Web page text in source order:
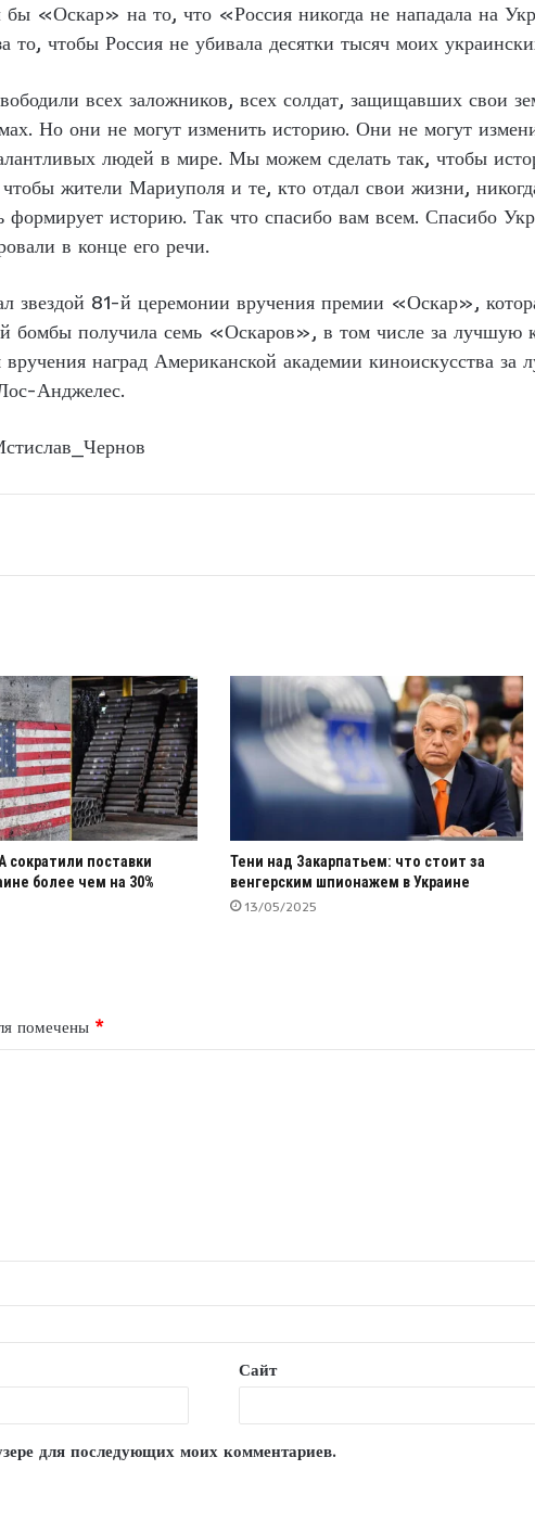
бы «Оскар» на то, что «Россия никогда не нападала на
то, чтобы Россия не убивала десятки тысяч моих
всех заложников, всех солдат, защищавших свои
Но они не могут изменить историю. Они не могут
людей в мире. Мы можем сделать так, чтобы
чтобы жители Мариуполя и те, кто отдал свои жизни,
формирует историю. Так что спасибо вам всем. Спасибо
в конце его речи.
81-й церемонии вручения премии «Оскар»,
бомбы получила семь «Оскаров», в том числе за лучшую
наград Американской академии киноискусства
Анджелес.
сократили поставки
более чем на 30%
Тени над Закарпатьем: что стоит за
венгерским шпионажем в Украине
13/05/2025
помечены *
Сайт
для последующих моих комментариев.